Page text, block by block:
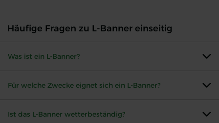
Häufige Fragen zu L-Banner einseitig
Was ist ein L-Banner?
Für welche Zwecke eignet sich ein L-Banner?
Ist das L-Banner wetterbeständig?